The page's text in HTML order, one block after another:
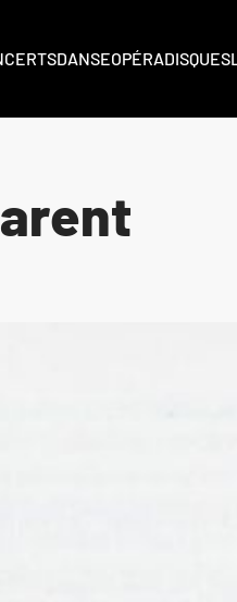
DANSEOPÉRADISQUES